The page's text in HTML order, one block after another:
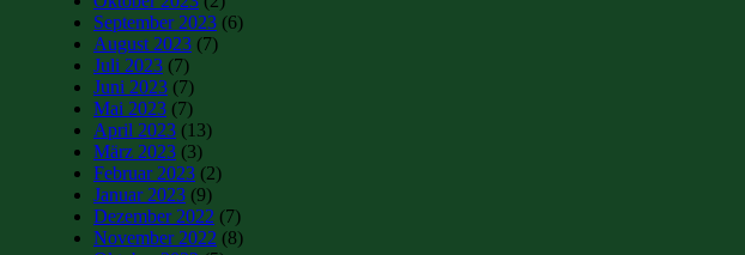
September 2023 (6)
August 2023 (7)
Juli 2023 (7)
Juni 2023 (7)
Mai 2023 (7)
April 2023 (13)
März 2023 (3)
Februar 2023 (2)
Januar 2023 (9)
Dezember 2022 (7)
November 2022 (8)